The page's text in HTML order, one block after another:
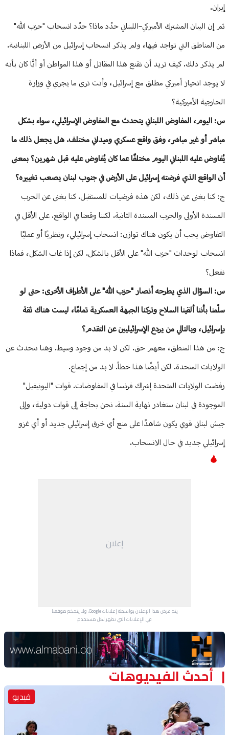
إيران.
ثم إن البيان المشترك الأميركي–اللبناني حدّد ماذا؟ حدّد انسحاب "حزب الله"
من المناطق التي تواجد فيها، ولم يذكر انسحاب إسرائيل من الأرض اللبنانية.
لم يذكر ذلك. كيف تريد أن تقنع هذا المقاتل أو هذا المواطن أو أيًّا كان بأنه
لا يوجد انحياز أميركي مطلق مع إسرائيل، وأنت ترى ما يجري في وزارة
الخارجية الأميركية؟
س: اليوم، المفاوض اللبناني يتحدث مع المفاوض الإسرائيلي، سواء بشكل
مباشر أو غير مباشر، وفق واقع عسكري وميداني مختلف. هل يجعل ذلك ما
يُفاوض عليه اللبناني اليوم مختلفًا عما كان يُفاوض عليه قبل شهرين؟ بمعنى
أن الواقع الذي فرضته إسرائيل على الأرض في جنوب لبنان يصعب تغييره؟
ج: كنا بغنى عن ذلك، لكن هذه فرضيات للمستقبل. كنا بغنى عن الحرب
المسندة الأولى والحرب المسندة الثانية. لكننا وقعنا في الواقع. على الأقل في
التفاوض يجب أن يكون هناك توازن: انسحاب إسرائيلي، ونظريًا أو عمليًا
انسحاب لوحدات "حزب الله" على الأقل بالشكل. لكن إذا غاب الشكل، فماذا
نفعل؟
س: السؤال الذي يطرحه أنصار "حزب الله" على الأطراف الأخرى: حتى لو
سلّمنا بأننا ألقينا السلاح وتركنا الجبهة العسكرية تمامًا، ليست هناك ثقة
بإسرائيل، وبالتالي من يردع الإسرائيليين عن التقدم؟
ج: من هذا المنطق، معهم حق. لكن لا بد من وجود وسيط. وهنا نتحدث عن
الولايات المتحدة. لكن أيضًا هذا خطأ. لا بد من إجماع.
رفضت الولايات المتحدة إشراك فرنسا في المفاوضات. قوات "اليونيفيل"
الموجودة في لبنان ستغادر نهاية السنة. نحن بحاجة إلى قوات دولية، وإلى
جيش لبناني قوي يكون شاهدًا على منع أي خرق إسرائيلي جديد أو أي غزو
إسرائيلي جديد في حال الانسحاب.
إعلان
يتم عرض هذا الإعلان بواسطة إعلانات Google، ولا يتحكم موقعنا
في الإعلانات التي تظهر لكل مستخدم.
Advertisement Section
أحدث الفيديوهات
فيديو